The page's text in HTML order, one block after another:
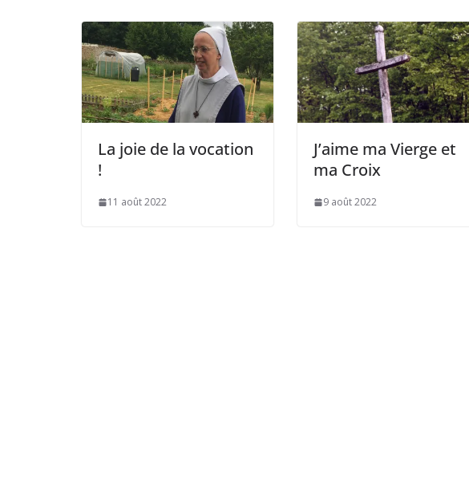
La joie de la vocation
!
11 août 2022
J’aime ma Vierge et
ma Croix
9 août 2022